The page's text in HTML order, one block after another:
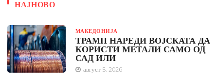
НАЈНОВО
МАКЕДОНИЈА
ТРАМП НАРЕДИ ВОЈСКАТА ДА
КОРИСТИ МЕТАЛИ САМО ОД
САД ИЛИ
август 5, 2026